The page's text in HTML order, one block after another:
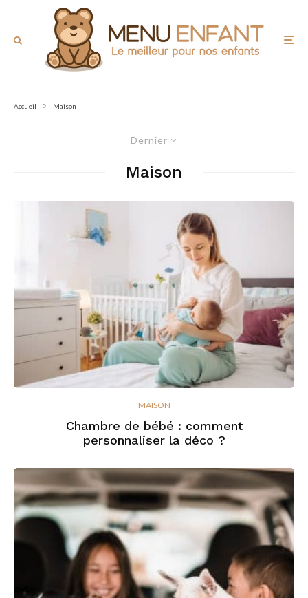
Accueil Maison
Dernier
Maison
MAISON
Chambre de bébé : comment
personnaliser la déco ?